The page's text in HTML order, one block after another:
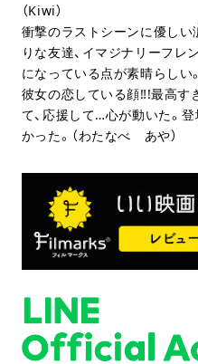
（Kiwi）
衝撃のラストシーンに優しい
りな友達、イマジナリーフレ
になっている点が素晴らしい
彼女の恋している顔‼!最高す
て、応援して…心が動いた。
かった。（わたなべ あや）